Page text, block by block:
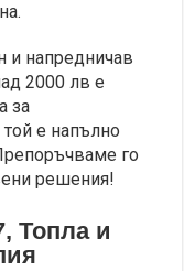
и напредничав
2000 лв е
за
е напълно
го
решения!
Топла и